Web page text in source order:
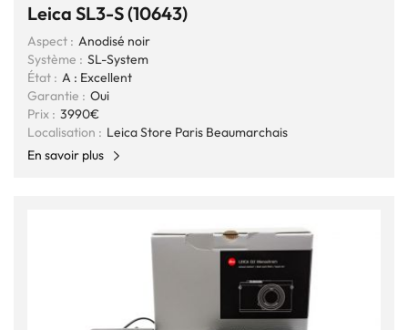
Leica SL3-S (10643)
Aspect : Anodisé noir
Système : SL-System
État : A : Excellent
Garantie : Oui
Prix : 3990€
Localisation : Leica Store Paris Beaumarchais
En savoir plus